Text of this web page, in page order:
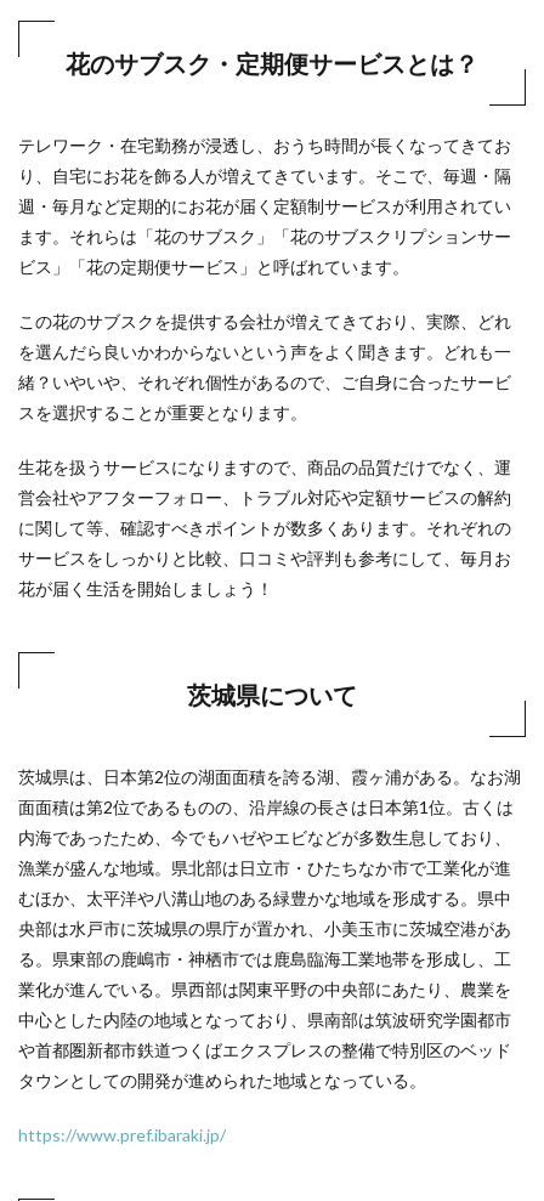
花のサブスク・定期便サービスとは？
テレワーク・在宅勤務が浸透し、おうち時間が長くなってきてお
り、自宅にお花を飾る人が増えてきています。そこで、毎週・隔
週・毎月など定期的にお花が届く定額制サービスが利用されてい
ます。それらは「花のサブスク」「花のサブスクリプションサー
ビス」「花の定期便サービス」と呼ばれています。
この花のサブスクを提供する会社が増えてきており、実際、どれ
を選んだら良いかわからないという声をよく聞きます。どれも一
緒？いやいや、それぞれ個性があるので、ご自身に合ったサービ
スを選択することが重要となります。
生花を扱うサービスになりますので、商品の品質だけでなく、運
営会社やアフターフォロー、トラブル対応や定額サービスの解約
に関して等、確認すべきポイントが数多くあります。それぞれの
サービスをしっかりと比較、口コミや評判も参考にして、毎月お
花が届く生活を開始しましょう！
茨城県について
茨城県は、日本第2位の湖面面積を誇る湖、霞ヶ浦がある。なお湖
面面積は第2位であるものの、沿岸線の長さは日本第1位。古くは
内海であったため、今でもハゼやエビなどが多数生息しており、
漁業が盛んな地域。県北部は日立市・ひたちなか市で工業化が進
むほか、太平洋や八溝山地のある緑豊かな地域を形成する。県中
央部は水戸市に茨城県の県庁が置かれ、小美玉市に茨城空港があ
る。県東部の鹿嶋市・神栖市では鹿島臨海工業地帯を形成し、工
業化が進んでいる。県西部は関東平野の中央部にあたり、農業を
中心とした内陸の地域となっており、県南部は筑波研究学園都市
や首都圏新都市鉄道つくばエクスプレスの整備で特別区のベッド
タウンとしての開発が進められた地域となっている。
https://www.pref.ibaraki.jp/